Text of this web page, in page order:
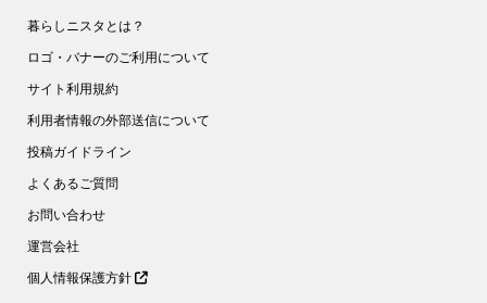
暮らしニスタとは？
ロゴ・バナーのご利用について
サイト利用規約
利用者情報の外部送信について
投稿ガイドライン
よくあるご質問
お問い合わせ
運営会社
個人情報保護方針